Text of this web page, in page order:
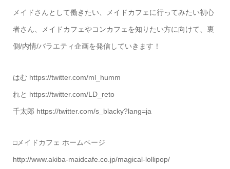
メイドさんとして働きたい、メイドカフェに行ってみたい初心
者さん、メイドカフェやコンカフェを知りたい方に向けて、裏
側/内情/バラエティ企画を発信していきます！
はむ https://twitter.com/ml_humm
れと https://twitter.com/LD_reto
千太郎 https://twitter.com/s_blacky?lang=ja
□メイドカフェ ホームページ
http://www.akiba-maidcafe.co.jp/magical-lollipop/